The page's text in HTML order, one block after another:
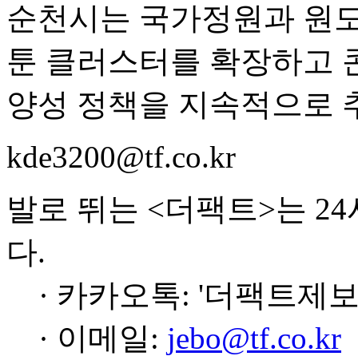
순천시는 국가정원과 원
툰 클러스터를 확장하고
양성 정책을 지속적으로
kde3200@tf.co.kr
발로 뛰는 <더팩트>는
다.
· 카카오톡: '더팩트제
· 이메일: jebo@tf.co.kr